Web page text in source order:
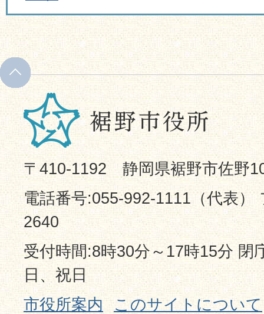
〒410-1192 静岡県裾野市佐野
電話番号:055-992-1111（代表）
2640
受付時間:8時30分～17時15分 閉
日、祝日
市役所案内
このサイトについて